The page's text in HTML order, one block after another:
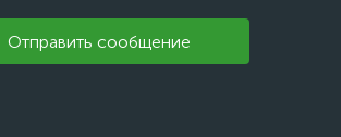
Отправить сообщение